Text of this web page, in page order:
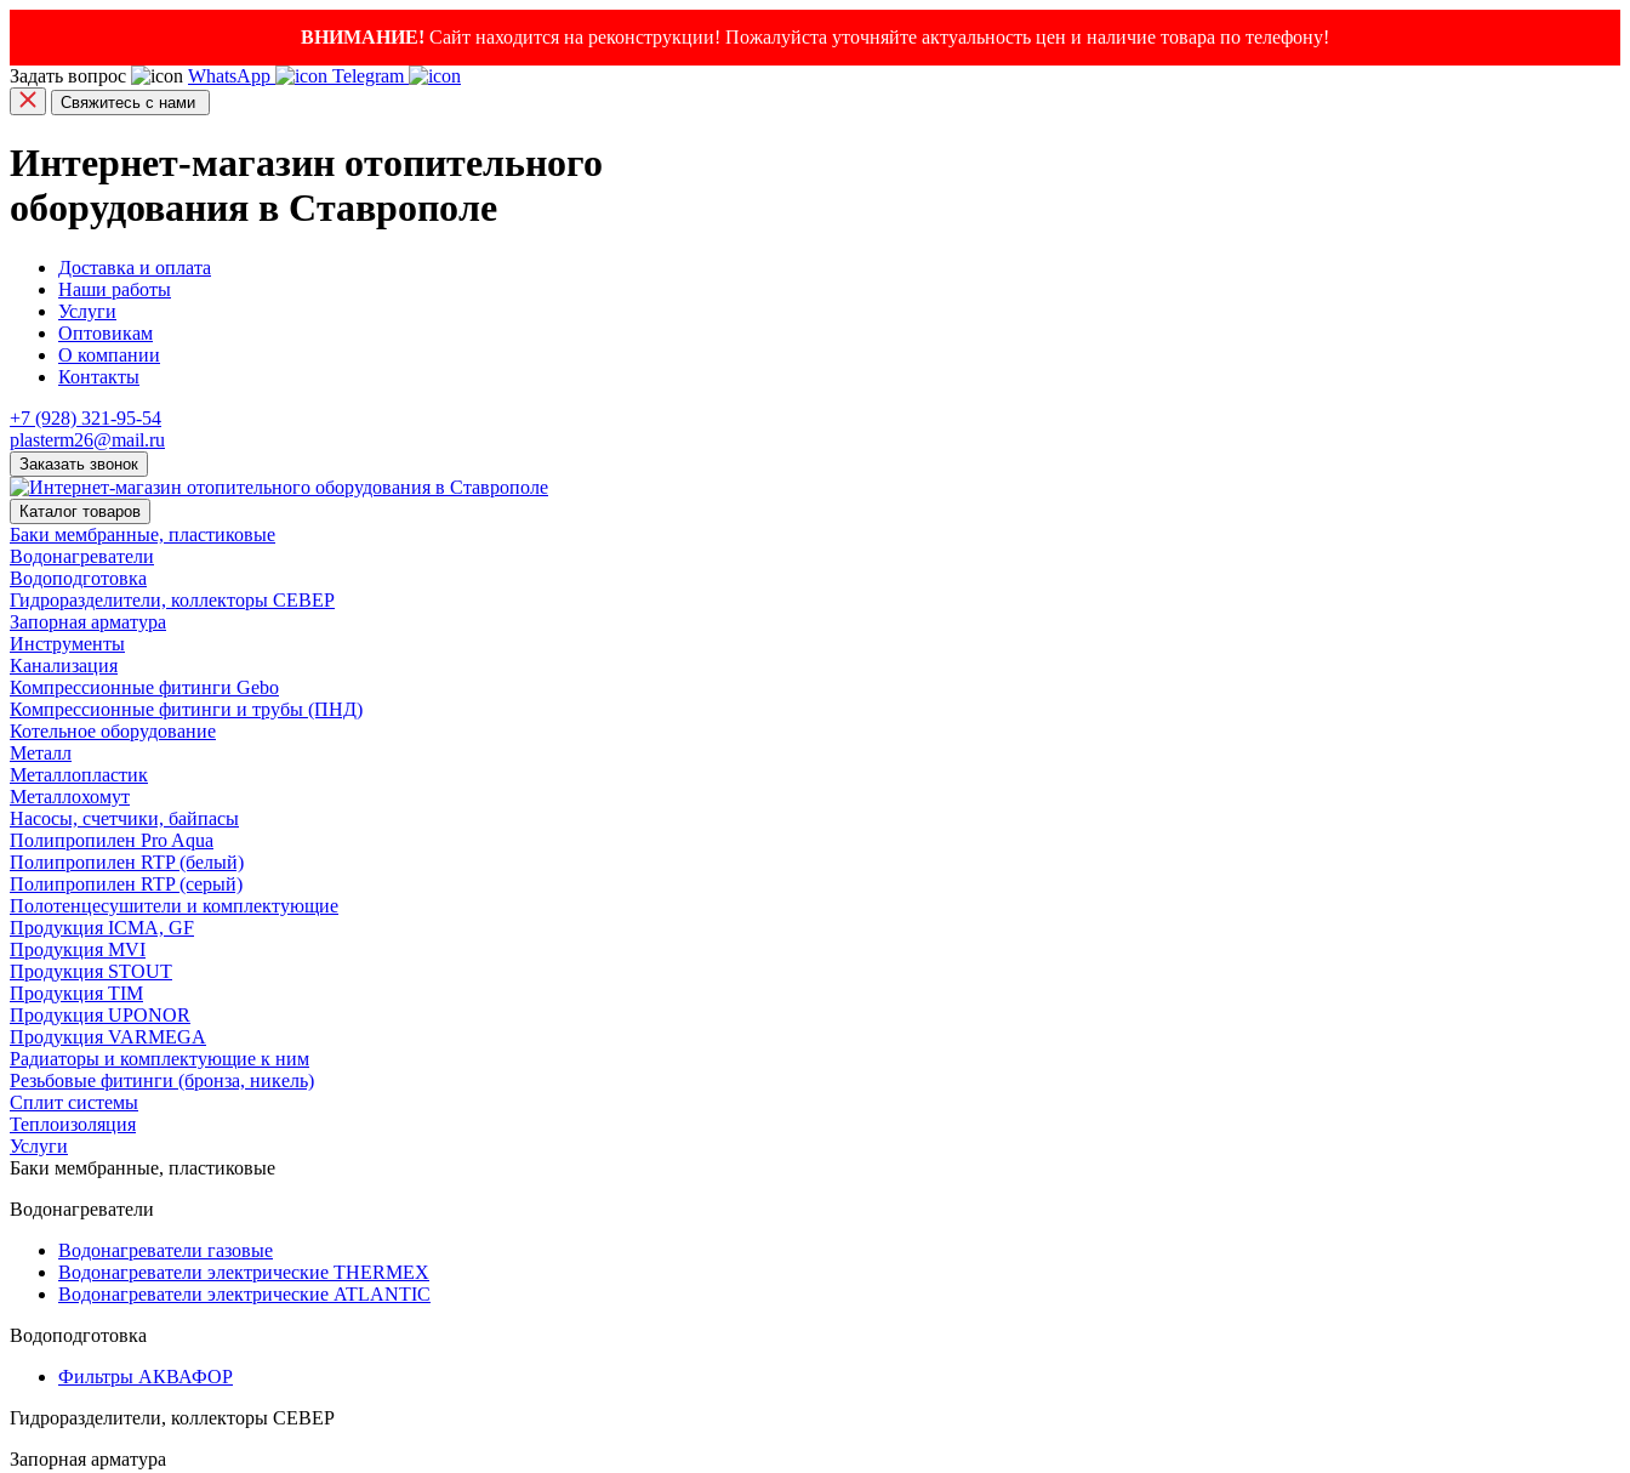
ВНИМАНИЕ! Сайт находится на реконструкции! Пожалуйста уточняйте актуальность цен и наличие товара по телефону!
Задать вопрос
WhatsApp Telegram
Свяжитесь с нами
Интернет-магазин отопительного
оборудования в Ставрополе
Доставка и оплата
Наши работы
Услуги
Оптовикам
О компании
Контакты
+7 (928) 321-95-54
plasterm26@mail.ru
Заказать звонок
Каталог товаров
Баки мембранные, пластиковые
Водонагреватели
Водоподготовка
Гидроразделители, коллекторы СЕВЕР
Запорная арматура
Инструменты
Канализация
Компрессионные фитинги Gebo
Компрессионные фитинги и трубы (ПНД)
Котельное оборудование
Металл
Металлопластик
Металлохомут
Насосы, счетчики, байпасы
Полипропилен Pro Aqua
Полипропилен RTP (белый)
Полипропилен RTP (серый)
Полотенцесушители и комплектующие
Продукция ICMA, GF
Продукция MVI
Продукция STOUT
Продукция TIM
Продукция UPONOR
Продукция VARMEGA
Радиаторы и комплектующие к ним
Резьбовые фитинги (бронза, никель)
Сплит системы
Теплоизоляция
Услуги
Баки мембранные, пластиковые
Водонагреватели
Водонагреватели газовые
Водонагреватели электрические THERMEX
Водонагреватели электрические ATLANTIC
Водоподготовка
Фильтры АКВАФОР
Гидроразделители, коллекторы СЕВЕР
Запорная арматура